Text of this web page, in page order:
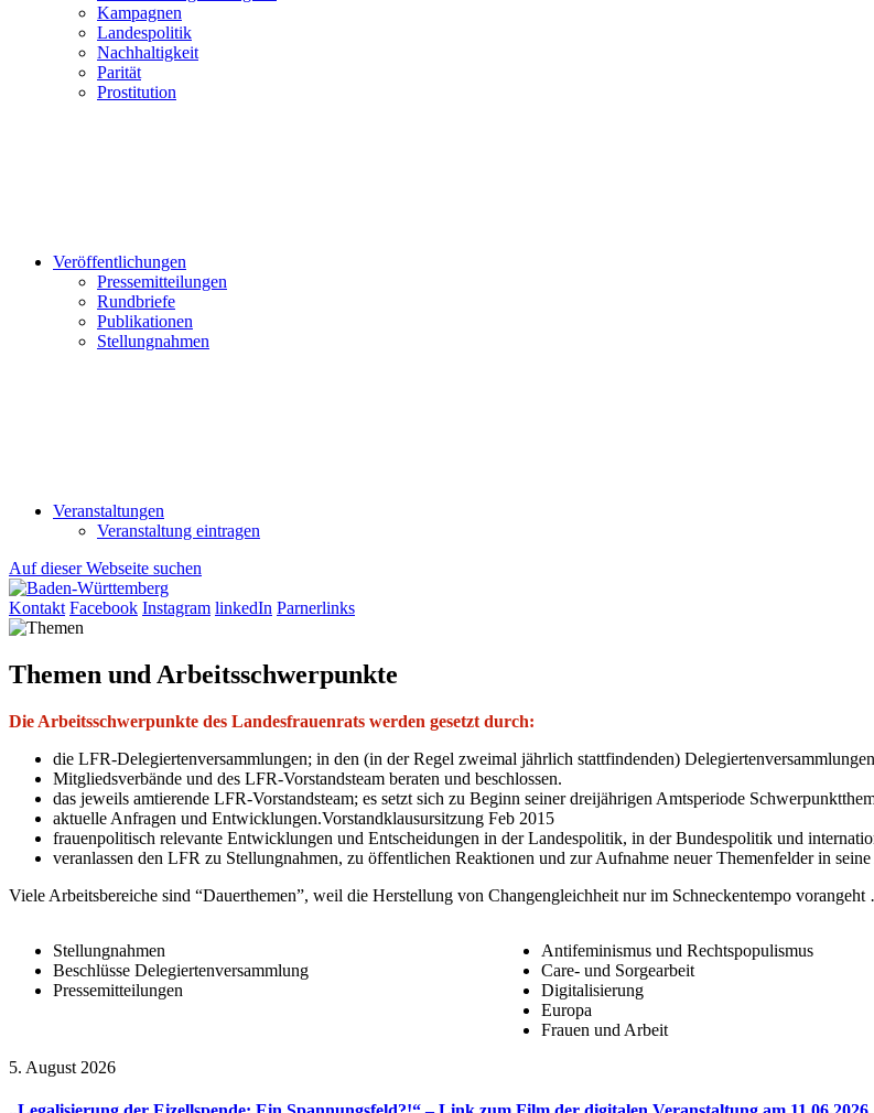
Kampagnen
Landespolitik
Nachhaltigkeit
Parität
Prostitution
Veröffentlichungen
Pressemitteilungen
Rundbriefe
Publikationen
Stellungnahmen
Veranstaltungen
Veranstaltung eintragen
Auf dieser Webseite suchen
Kontakt Facebook Instagram linkedIn Parnerlinks
Themen und Arbeitsschwerpunkte
Die Arbeitsschwerpunkte des Landesfrauenrats werden gesetzt durch:
die LFR-Delegiertenversammlungen; in den (in der Regel zweimal jährlich stattfindenden)
Mitgliedsverbände und des LFR-Vorstandsteam beraten und beschlossen.
das jeweils amtierende LFR-Vorstandsteam; es setzt sich zu Beginn seiner dreijährigen Amtsperiode
aktuelle Anfragen und Entwicklungen.Vorstandklausursitzung Feb 2015
frauenpolitisch relevante Entwicklungen und Entscheidungen in der Landespolitik, in der Bundespolitik und
veranlassen den LFR zu Stellungnahmen, zu öffentlichen Reaktionen und zur Aufnahme neuer Themenfelder in
Viele Arbeitsbereiche sind “Dauerthemen”, weil die Herstellung von Changengleichheit nur im Schneckentempo
Stellungnahmen
Beschlüsse Delegiertenversammlung
Pressemitteilungen
Antifeminismus und Rechtspopulismus
Care- und Sorgearbeit
Digitalisierung
Europa
Frauen und Arbeit
5. August 2026